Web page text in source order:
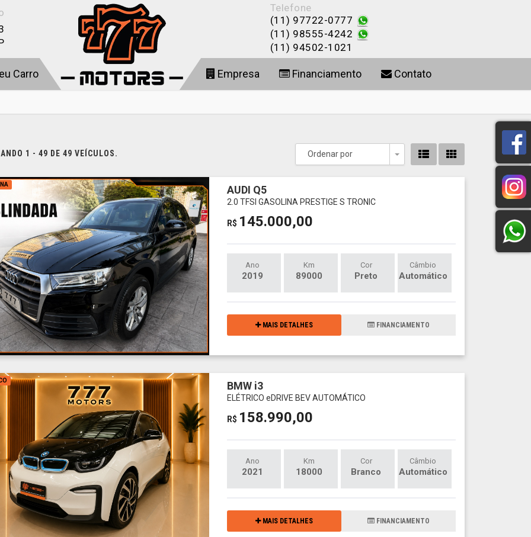
Telefone
(11) 97722-0777
(11) 98555-4242
(11) 94502-1021
Carro Empresa Financiamento Contato
1 - 49 DE 49 VEÍCULOS. Ordenar por
Toggle Dropdown
AUDI Q5
2.0 TFSI GASOLINA PRESTIGE S TRONIC
R$ 145.000,00
Ano
2019
Km
89000
Cor
Preto
Câmbio
Automático
MAIS DETALHES FINANCIAMENTO
BMW i3
ELÉTRICO eDRIVE BEV AUTOMÁTICO
R$ 158.990,00
Ano
2021
Km
18000
Cor
Branco
Câmbio
Automático
MAIS DETALHES FINANCIAMENTO